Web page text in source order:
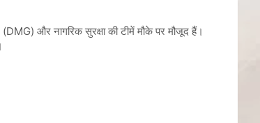
और नागरिक सुरक्षा की टीमें मौके पर मौजूद हैं।